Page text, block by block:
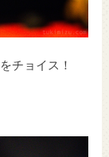
をチョイス！